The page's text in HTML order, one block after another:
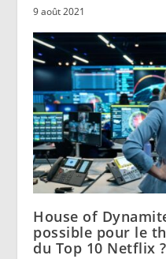
9 août 2021
House of
possible pour le
du Top 10 Netflix ?